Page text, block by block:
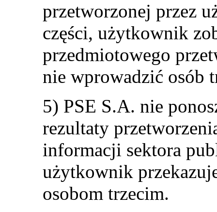
przetworzonej przez
części, użytkownik
przedmiotowego
nie wprowadzić osób
5) PSE S.A. nie
rezultaty
informacji sektora
użytkownik
osobom trzecim.